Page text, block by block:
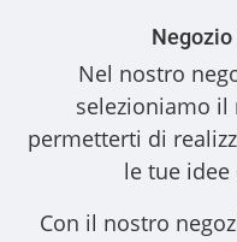
Nel nostro
selezioniamo
permetterti di
le tue
Con il nostro